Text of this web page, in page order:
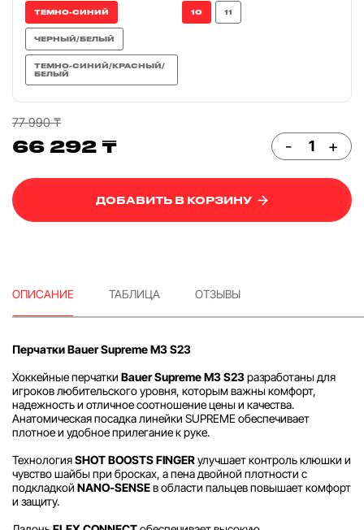
ТЕМНО-СИНИЙ
ЧЕРНЫЙ/БЕЛЫЙ
ТЕМНО-СИНИЙ/КРАСНЫЙ/
БЕЛЫЙ
10 11
77 990 ₸
66 292 ₸ - +
ДОБАВИТЬ В КОРЗИНУ
ОПИСАНИЕ ТАБЛИЦА ОТЗЫВЫ
Перчатки Bauer Supreme M3 S23
Хоккейные перчатки Bauer Supreme M3 S23разработаны для
игроков любительского уровня, которым важны комфорт,
надежность и отличное соотношение цены и качества.
Анатомическая посадка линейки SUPREME обеспечивает
плотное и удобное прилегание к руке.
ТехнологияSHOT BOOSTS FINGERулучшает контроль клюшки и
чувство шайбы при бросках, а пена двойной плотности с
подкладкой NANO-SENSEв области пальцев повышает комфорт
и защиту.